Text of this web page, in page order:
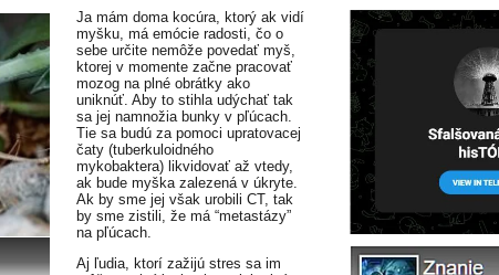
Ja mám doma kocúra, ktorý ak vidí
myšku, má emócie radosti, čo o
sebe určite nemôže povedať myš,
ktorej v momente začne pracovať
mozog na plné obrátky ako
uniknúť. Aby to stihla udýchať tak
sa jej namnožia bunky v pľúcach.
Tie sa budú za pomoci upratovacej
čaty (tuberkuloidného
mykobaktera) likvidovať až vtedy,
ak bude myška zalezená v úkryte.
Ak by sme jej však urobili CT, tak
by sme zistili, že má “metastázy”
na pľúcach.
Aj ľudia, ktorí zažijú stres sa im